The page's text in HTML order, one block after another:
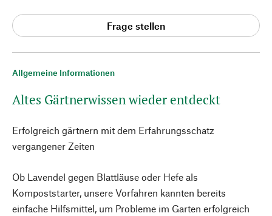
Allgemeine Informationen
Altes Gärtnerwissen wieder entdeckt
Erfolgreich gärtnern mit dem Erfahrungsschatz
vergangener Zeiten
Ob Lavendel gegen Blattläuse oder Hefe als
Kompoststarter, unsere Vorfahren kannten bereits
einfache Hilfsmittel, um Probleme im Garten erfolgreich
Frage stellen